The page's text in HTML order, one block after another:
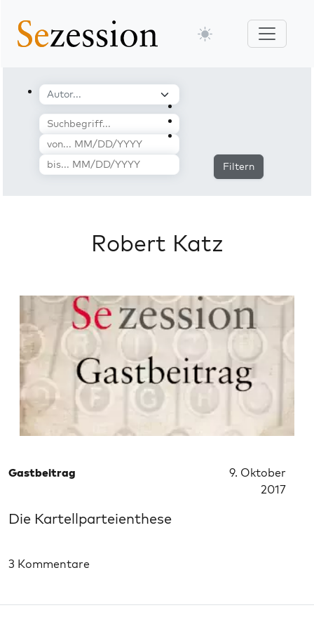
Filtern
Robert Katz
Gastbeitrag
9. Oktober
2017
Die Kartellparteienthese
3 Kommentare